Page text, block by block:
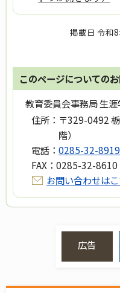
掲載日 令和
このページについての
教育委員会事務局 生
住所： 〒329-0492
階）
電話： 0285-32-8919
FAX： 0285-32-8610
お問い合わせは
広告